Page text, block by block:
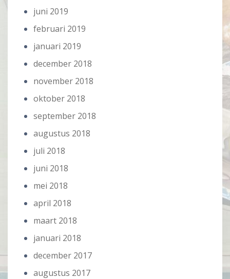
juni 2019
februari 2019
januari 2019
december 2018
november 2018
oktober 2018
september 2018
augustus 2018
juli 2018
juni 2018
mei 2018
april 2018
maart 2018
januari 2018
december 2017
augustus 2017